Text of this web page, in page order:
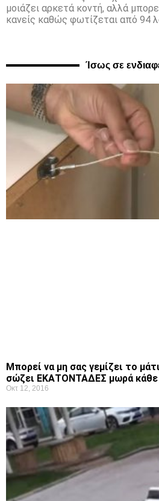
μοιάζει αρκετά κοντή, αλλά
κανείς καθώς φωτίζεται από 94
Ίσως σε
Μπορεί να μη σας γεμίζει το
σώζει ΕΚΑΤΟΝΤΑΔΕΣ μωρά κάθε
Οκτ 12, 2016